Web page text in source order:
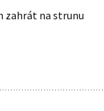
zahrát na strunu